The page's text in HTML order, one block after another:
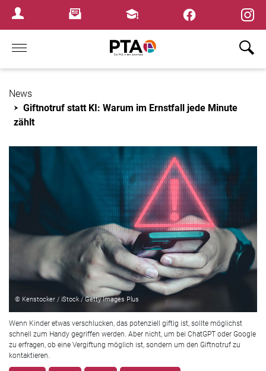
Login MenuNewsletterFortbildungen
Home
News
Giftnotruf statt KI: Warum im Ernstfall jede Minute
zählt
© Kenstocker / iStock / Getty Images Plus
Wenn Kinder etwas verschlucken, das potenziell giftig ist, sollte möglichst
schnell zum Handy gegriffen werden. Aber nicht, um bei ChatGPT oder Google
zu erfragen, ob eine Vergiftung möglich ist, sondern um den Giftnotruf zu
kontaktieren.
×